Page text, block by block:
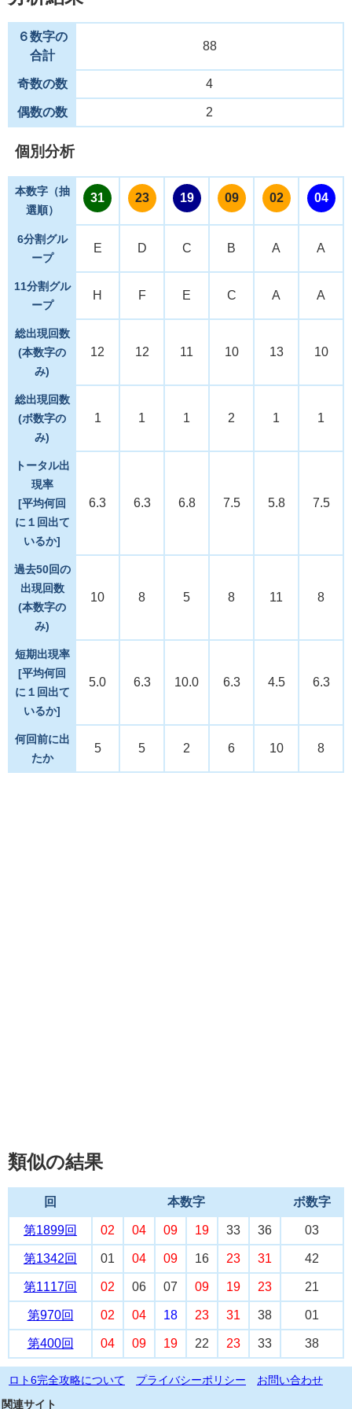
６数字の
合計
88
奇数の数 4
偶数の数 2
個別分析
本数字（抽
選順）
31 23 19 09 02 04
6分割グル
ープ
E D C B A A
11分割グル
ープ
H F E C A A
総出現回数
(本数字の
み)
12 12 11 10 13 10
総出現回数
(ボ数字の
み)
1 1 1 2 1 1
トータル出
現率
[平均何回
に１回出て
いるか]
6.3 6.3 6.8 7.5 5.8 7.5
過去50回の
出現回数
(本数字の
み)
10 8 5 8 11 8
短期出現率
[平均何回
に１回出て
いるか]
5.0 6.3 10.0 6.3 4.5 6.3
何回前に出
たか
5 5 2 6 10 8
類似の結果
回 本数字 ボ数字
第1899回 02 04 09 19 33 36 03
第1342回 01 04 09 16 23 31 42
第1117回 02 06 07 09 19 23 21
第970回 02 04 18 23 31 38 01
第400回 04 09 19 22 23 33 38
ロト6完全攻略について プライバシーポリシー
お問い合わせ
関連サイト